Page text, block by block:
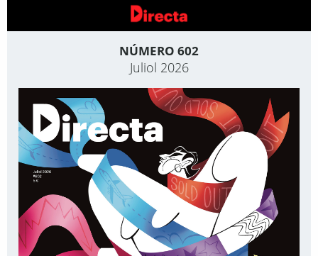
NÚMERO 602
Juliol 2026